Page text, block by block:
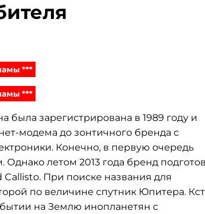
***
***
была зарегистрирована в 1989 году и
модема до зонтичного бренда с
Конечно, в первую очередь
Однако летом 2013 года бренд
При поиске названия для
по величине спутник Юпитера.
на Землю инопланетян с